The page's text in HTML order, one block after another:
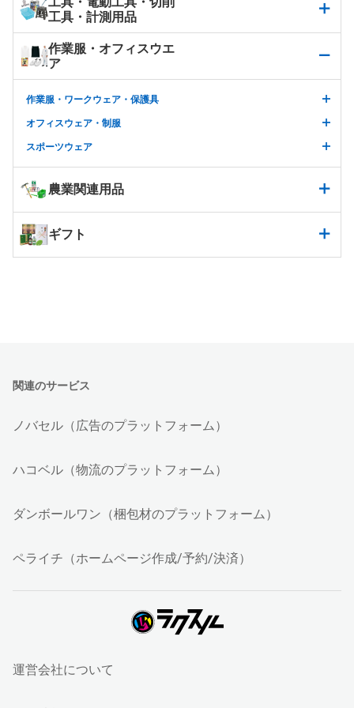
工具・計測用品
作業服・オフィスウエ
ア
作業服・ワークウェア・保護具
オフィスウェア・制服
スポーツウェア
農業関連用品
ギフト
関連のサービス
ノバセル（広告のプラットフォーム）
ハコベル（物流のプラットフォーム）
ダンボールワン（梱包材のプラットフォーム）
ペライチ（ホームページ作成/予約/決済）
運営会社について